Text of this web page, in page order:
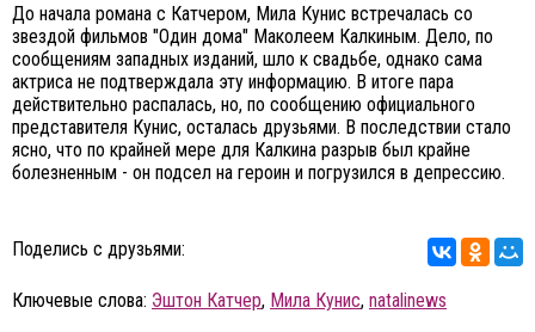
До начала романа с Катчером, Мила Кунис встречалась со
звездой фильмов "Один дома" Маколеем Калкиным. Дело, по
сообщениям западных изданий, шло к свадьбе, однако сама
актриса не подтверждала эту информацию. В итоге пара
действительно распалась, но, по сообщению официального
представителя Кунис, осталась друзьями. В последствии стало
ясно, что по крайней мере для Калкина разрыв был крайне
болезненным - он подсел на героин и погрузился в депрессию.
Поделись с друзьями:
Ключевые слова: Эштон Катчер, Мила Кунис, natalinews